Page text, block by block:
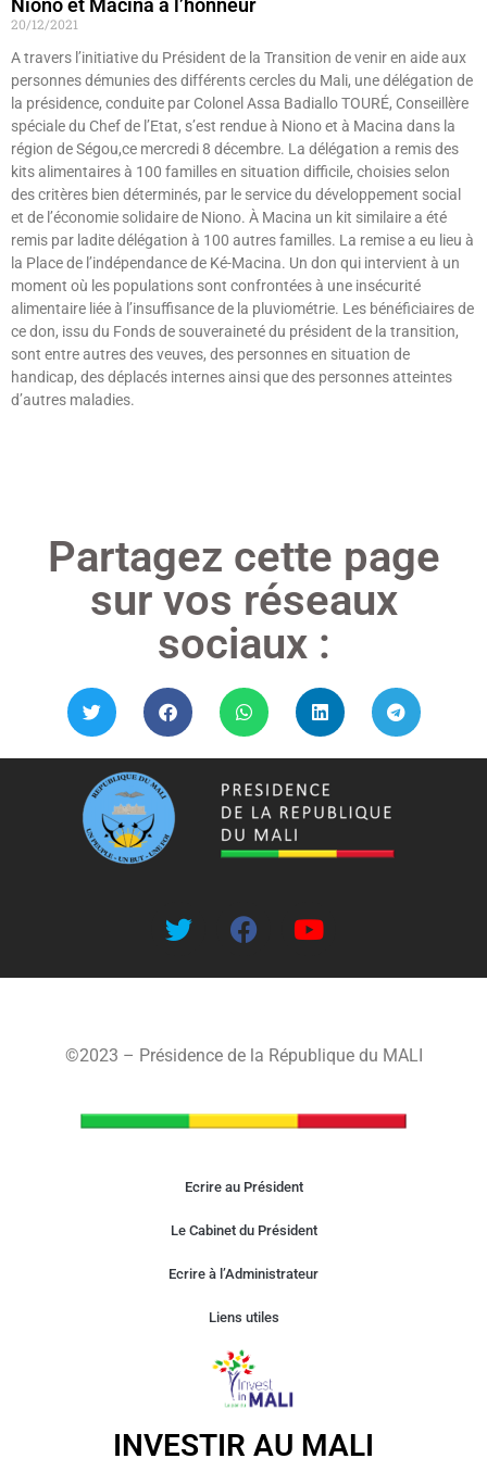
Niono et Macina à l’honneur
20/12/2021
A travers l’initiative du Président de la Transition de venir en aide aux
personnes démunies des différents cercles du Mali, une délégation de
la présidence, conduite par Colonel Assa Badiallo TOURÉ, Conseillère
spéciale du Chef de l’Etat, s’est rendue à Niono et à Macina dans la
région de Ségou,ce mercredi 8 décembre. La délégation a remis des
kits alimentaires à 100 familles en situation difficile, choisies selon
des critères bien déterminés, par le service du développement social
et de l’économie solidaire de Niono. À Macina un kit similaire a été
remis par ladite délégation à 100 autres familles. La remise a eu lieu à
la Place de l’indépendance de Ké-Macina. Un don qui intervient à un
moment où les populations sont confrontées à une insécurité
alimentaire liée à l’insuffisance de la pluviométrie. Les bénéficiaires de
ce don, issu du Fonds de souveraineté du président de la transition,
sont entre autres des veuves, des personnes en situation de
handicap, des déplacés internes ainsi que des personnes atteintes
d’autres maladies.
Partagez cette page
sur vos réseaux
sociaux :
©2023 – Présidence de la République du MALI
Ecrire au Président
Le Cabinet du Président
Ecrire à l’Administrateur
Liens utiles
INVESTIR AU MALI